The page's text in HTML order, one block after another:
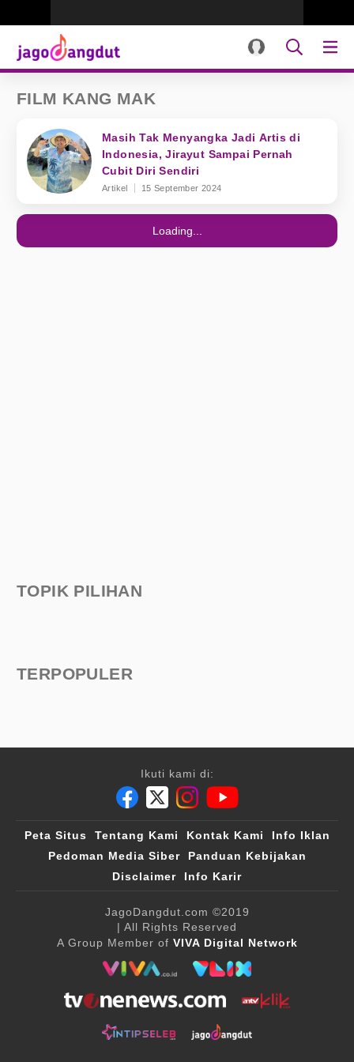
FILM KANG MAK
Masih Tak Menyangka Jadi Artis di
Indonesia, Jirayut Sampai Pernah
Cubit Diri Sendiri
Artikel 15 September 2024
Loading...
TOPIK PILIHAN
TERPOPULER
Ikuti kami di:
Peta Situs Tentang Kami Kontak Kami
Info Iklan
Pedoman Media Siber
Panduan Kebijakan
Disclaimer
Info Karir
JagoDangdut.com ©2019
| All Rights Reserved
A Group Member of VIVA Digital Network